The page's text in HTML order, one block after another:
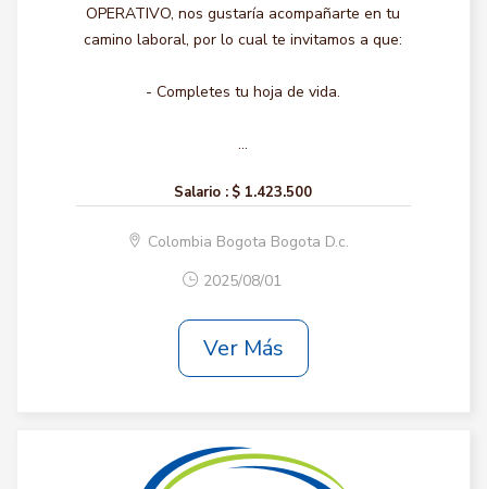
OPERATIVO, nos gustaría acompañarte en tu
camino laboral, por lo cual te invitamos a que:
- Completes tu hoja de vida.
...
Salario : $ 1.423.500
Colombia Bogota Bogota D.c.
2025/08/01
Ver Más